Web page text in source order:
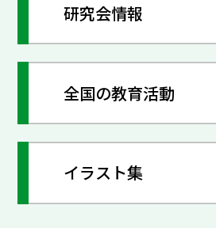
研究会情報
全国の教育活動
イラスト集